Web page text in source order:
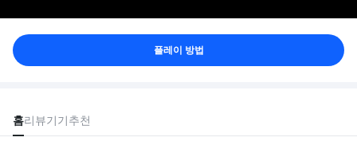
플레이 방법
홈리뷰기기추천